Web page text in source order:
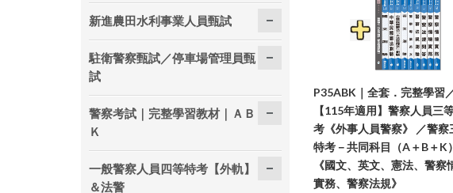
P35ABK｜全套．完整學習
【115年適用】警察人員三
考《外事人員警察》 ／警察
特考－共同科目（A＋B＋K）
《國文、英文、憲法、警察
實務、警察法規》
新進農田水利事業人員甄試
駐衛警察甄試／停車場管理員甄
試
警察考試｜完整學習教材｜ＡＢ
Ｋ
一般警察人員四等特考【外軌】
＆法警